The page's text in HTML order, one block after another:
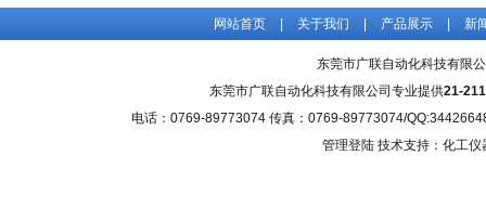
网站首页 关于我们 产品展示 新
东莞市广联自动化科技有限
东莞市广联自动化科技有限公司专业提供21-
电话：0769-89773074 传真：0769-89773074/
管理登陆 技术支持：化工